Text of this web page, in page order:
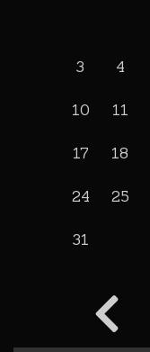
3 4
10 11
17 18
24 25
31